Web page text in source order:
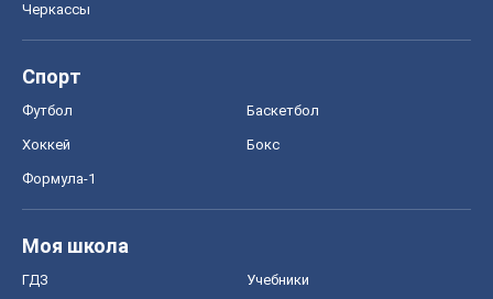
Черкассы
Спорт
Футбол Баскетбол
Хоккей Бокс
Формула-1
Моя школа
ГДЗ Учебники